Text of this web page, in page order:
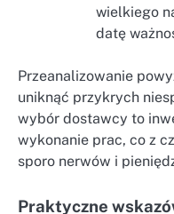
wielkiego
datę
Przeanalizowanie
uniknąć przykrych
wybór dostawcy to
wykonanie prac, co z
sporo nerwów i
Praktyczne